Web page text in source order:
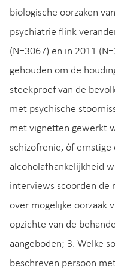
biologische oorzaken
psychiatrie flink
(N=3067) en in 2011
gehouden om de
steekproef van de
met psychische
met vignetten gewerkt
schizofrenie, òf ernstige
alcoholafhankelijkheid
interviews scoorden de
over mogelijke oorzaak
opzichte van de
aangeboden; 3. Welke
beschreven persoon